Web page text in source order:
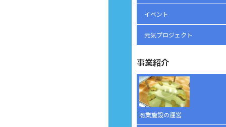
イベント
元気プロジェクト
事業紹介
商業施設の運営